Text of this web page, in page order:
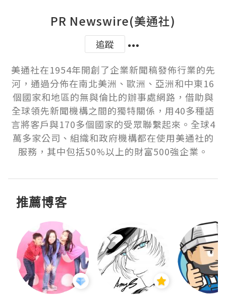
PR Newswire(美通社)
追蹤
美通社在1954年開創了企業新聞稿發佈行業的先
河，通過分佈在南北美洲、歐洲、亞洲和中東16
個國家和地區的無與倫比的辦事處網路，借助與
全球領先新聞機構之間的獨特關係，用40多種語
言將客戶與170多個國家的受眾聯繫起來。全球4
萬多家公司、組織和政府機構都在使用美通社的
服務，其中包括50%以上的財富500強企業。
推薦博客